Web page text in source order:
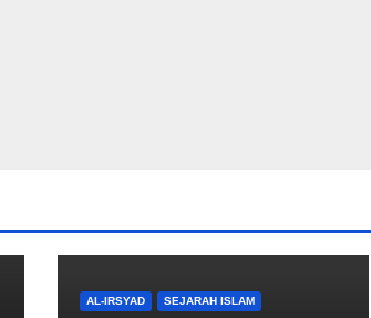
AL-IRSYAD SEJARAH ISLAM